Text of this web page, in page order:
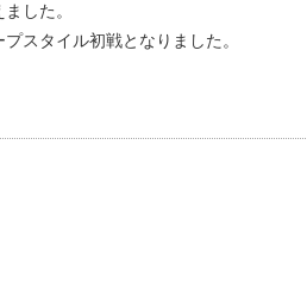
した。
スタイル初戦となりました。